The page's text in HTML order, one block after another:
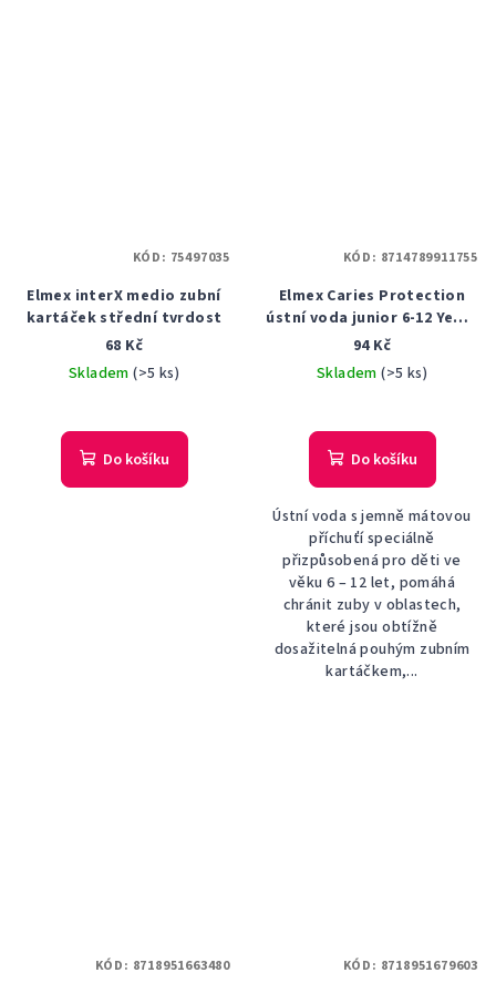
Elmex interX medio zubní
kartáček střední tvrdost
68 Kč
Skladem(>5 ks)
Do košíku
KÓD: 75497035
Elmex Caries Protection
ústní voda junior 6-12 Years
400 ml
94 Kč
Skladem(>5 ks)
Do košíku
Ústní voda s jemně mátovou
příchuťí speciálně
přizpůsobená pro děti ve
věku 6 – 12 let, pomáhá
chránit zuby v oblastech,
které jsou obtížně
dosažitelná pouhým zubním
kartáčkem,...
KÓD: 8714789911755
KÓD: 8718951663480 KÓD: 8718951679603